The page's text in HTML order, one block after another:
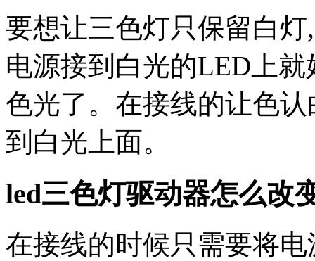
要想让三色灯只保留白
电源接到白光的LED上
色光了。在接线的让色
到白光上面。
led三色灯驱动器怎么改
在接线的时候只需要将